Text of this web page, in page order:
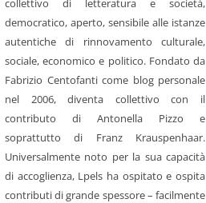
collettivo di letteratura e società,
democratico, aperto, sensibile alle istanze
autentiche di rinnovamento culturale,
sociale, economico e politico. Fondato da
Fabrizio Centofanti come blog personale
nel 2006, diventa collettivo con il
contributo di Antonella Pizzo e
soprattutto di Franz Krauspenhaar.
Universalmente noto per la sua capacità
di accoglienza, Lpels ha ospitato e ospita
contributi di grande spessore – facilmente